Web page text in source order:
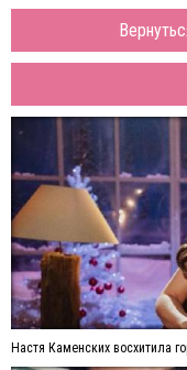
Настя Каменских восхитила